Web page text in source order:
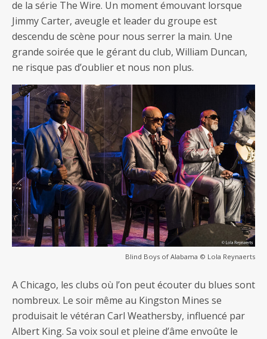
de la série The Wire. Un moment émouvant lorsque
Jimmy Carter, aveugle et leader du groupe est
descendu de scène pour nous serrer la main. Une
grande soirée que le gérant du club, William Duncan,
ne risque pas d’oublier et nous non plus.
Blind Boys of Alabama © Lola Reynaerts
A Chicago, les clubs où l’on peut écouter du blues sont
nombreux. Le soir même au Kingston Mines se
produisait le vétéran Carl Weathersby, influencé par
Albert King. Sa voix soul et pleine d’âme envoûte le